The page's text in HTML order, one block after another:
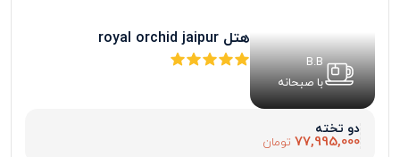
B.B
با صبحانه
هتل royal orchid jaipur
دو تخته
77,995,000 تومان